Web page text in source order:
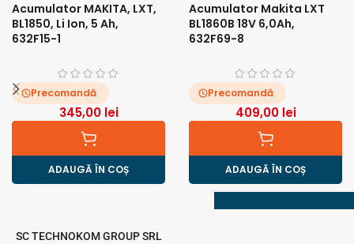
Acumulator MAKITA, LXT,
BL1850, Li Ion, 5 Ah,
632F15-1
Precomandă
345,00 lei
ADAUGĂ ÎN COȘ
Acumulator Makita LXT
BL1860B 18V 6,0Ah,
632F69-8
Precomandă
409,00 lei
ADAUGĂ ÎN COȘ
SC TECHNOKOM GROUP SRL